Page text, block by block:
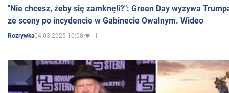
"Nie chcesz, żeby się zamknęli?": Green Day wyzywa
ze sceny po incydencie w Gabinecie Owalnym. Wideo
Rozrywka04.03.2025 10:08 1